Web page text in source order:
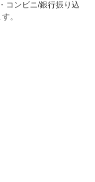
コンビニ/銀行振り込
。